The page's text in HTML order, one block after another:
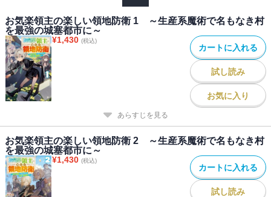
お気楽領主の楽しい領地防衛 1 ～生産系魔術で名もなき村
を最強の城塞都市に～
¥1,430 (税込)
カートに入れる
試し読み
お気に入り
あらすじを見る
お気楽領主の楽しい領地防衛 2 ～生産系魔術で名もなき村
を最強の城塞都市に～
¥1,430 (税込)
カートに入れる
試し読み